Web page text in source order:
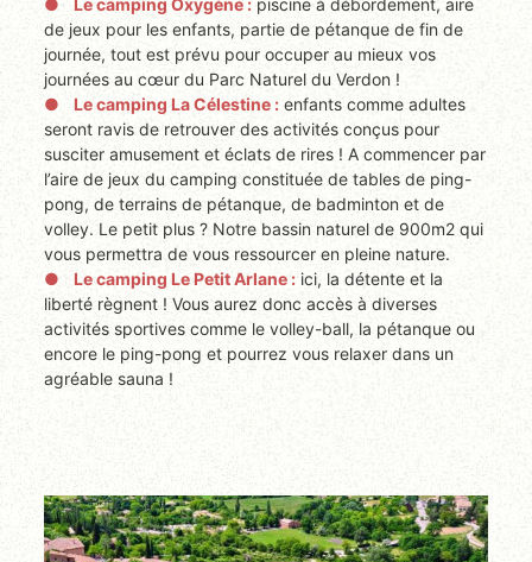
Le camping Oxygène : piscine à débordement, aire
de jeux pour les enfants, partie de pétanque de fin de
journée, tout est prévu pour occuper au mieux vos
journées au cœur du Parc Naturel du Verdon !
Le camping La Célestine : enfants comme adultes
seront ravis de retrouver des activités conçus pour
susciter amusement et éclats de rires ! A commencer par
l’aire de jeux du camping constituée de tables de ping-
pong, de terrains de pétanque, de badminton et de
volley. Le petit plus ? Notre bassin naturel de 900m2 qui
vous permettra de vous ressourcer en pleine nature.
Le camping Le Petit Arlane : ici, la détente et la
liberté règnent ! Vous aurez donc accès à diverses
activités sportives comme le volley-ball, la pétanque ou
encore le ping-pong et pourrez vous relaxer dans un
agréable sauna !